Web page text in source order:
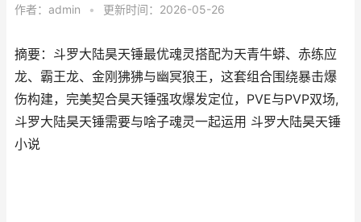
作者： admin • 更新时间：2026-05-26
摘要：斗罗大陆昊天锤最优魂灵搭配为天青牛蟒、赤练应
龙、霸王龙、金刚狒狒与幽冥狼王，这套组合围绕暴击爆
伤构建，完美契合昊天锤强攻爆发定位，PVE与PVP双场,
斗罗大陆昊天锤需要与啥子魂灵一起运用 斗罗大陆昊天锤
小说